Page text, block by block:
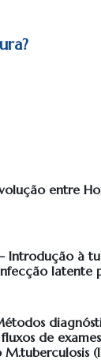
entre
Introdução à
latente
de